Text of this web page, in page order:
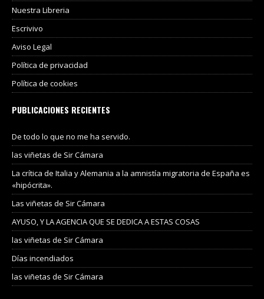
Nuestra Libreria
Escrivivo
Aviso Legal
Política de privacidad
Política de cookies
PUBLICACIONES RECIENTES
De todo lo que no me ha servido.
las viñetas de Sir Cámara
La crítica de Italia y Alemania a la amnistía migratoria de España es
«hipócrita».
Las viñetas de Sir Cámara
AYUSO, Y LA AGENCIA QUE SE DEDICA A ESTAS COSAS
las viñetas de Sir Cámara
Días incendiados
las viñetas de Sir Cámara